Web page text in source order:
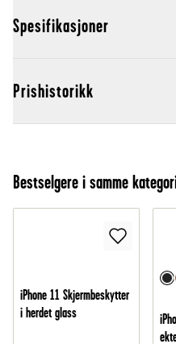
Spesifikasjoner
Prishistorikk
Bestselgere i samme
iPhone 11 Skjermbeskytter
i herdet glass